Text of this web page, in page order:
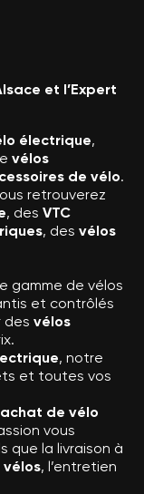
et l’Expert
électrique,
vélos
de vélo.
retrouverez
, des VTC
, des vélos
gamme de vélos
et contrôlés
des vélos
, notre
et toutes vos
achat de vélo
vous
que la livraison à
vélos, l’entretien